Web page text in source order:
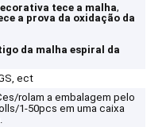
tece a malha,
a prova da oxidação da
da malha espiral da
ect
rolam a embalagem pelo
1-50pcs em uma caixa